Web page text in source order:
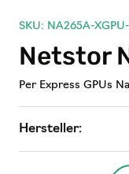
SKU: NA265A-
Netstor
Per Express GPUs
Hersteller: